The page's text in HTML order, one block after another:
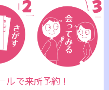
ルで来所予約！